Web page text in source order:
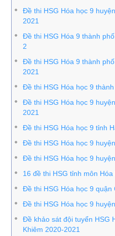
Đề thi HSG Hóa học 9
2021
Đề thi HSG Hóa 9 thành
2
Đề thi HSG Hóa 9 thành
2021
Đề thi HSG Hóa học 9
Đề thi HSG Hóa học 9
2021
Đề thi HSG Hóa học 9 tỉnh
Đề thi HSG Hóa học 9
Đề thi HSG Hóa học 9
16 đề thi HSG tỉnh môn
Đề thi HSG Hóa học 9 quận
Đề thi HSG Hóa học 9
Đề khảo sát đội tuyển HSG
Khiêm 2020-2021